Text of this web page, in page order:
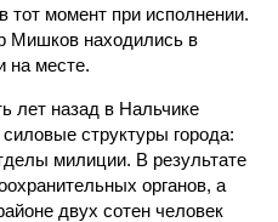
тот момент при исполнении.
Мишков находились в
на месте.
лет назад в Нальчике
структуры города:
милиции. В результате
органов, а
двух сотен человек